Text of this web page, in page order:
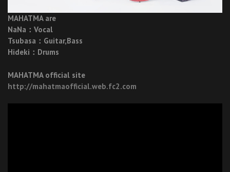
MAHATMA are
NaNa：Vocal
Tsubasa：Guitar,Bass
Hideki：Drums
MAHATMA official site
http://mahatmaofficial.web.fc2.com